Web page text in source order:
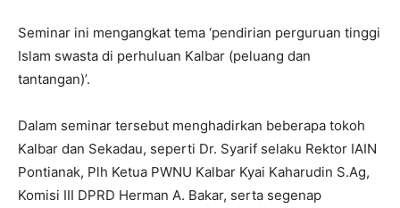
Seminar ini mengangkat tema ‘pendirian perguruan tinggi
Islam swasta di perhuluan Kalbar (peluang dan
tantangan)’.
Dalam seminar tersebut menghadirkan beberapa tokoh
Kalbar dan Sekadau, seperti Dr. Syarif selaku Rektor IAIN
Pontianak, Plh Ketua PWNU Kalbar Kyai Kaharudin S.Ag,
Komisi III DPRD Herman A. Bakar, serta segenap